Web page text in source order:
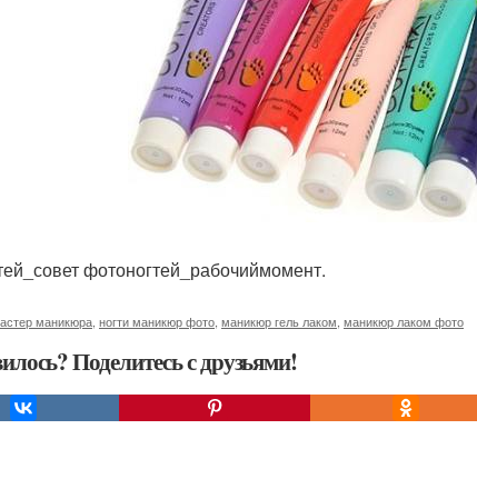
фотоногтей_рабочиймомент.
маникюра ногти маникюр фото маникюр гель лаком маникюр лаком фото
Поделитесь с друзьями!